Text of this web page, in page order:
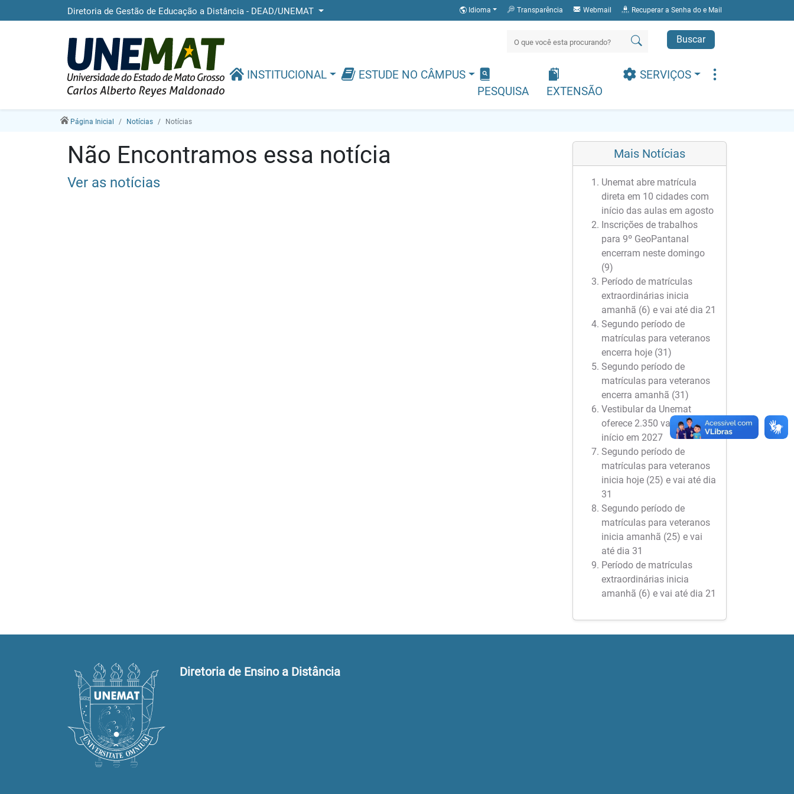
Diretoria de Gestão de Educação a Distância - DEAD/UNEMAT Idioma Transparência Webmail Recuperar a Senha do e Mail
Buscar
INSTITUCIONAL
ESTUDE NO CÂMPUS
PESQUISA
EXTENSÃO
SERVIÇOS
Página Inicial Notícias Notícias
Não Encontramos essa notícia
Ver as notícias
Mais Notícias
Unemat abre matrícula
direta em 10 cidades com
início das aulas em agosto
Inscrições de trabalhos
para 9º GeoPantanal
encerram neste domingo
(9)
Período de matrículas
extraordinárias inicia
amanhã (6) e vai até dia 21
Segundo período de
matrículas para veteranos
encerra hoje (31)
Segundo período de
matrículas para veteranos
encerra amanhã (31)
Vestibular da Unemat
oferece 2.350 vagas para
início em 2027
Segundo período de
matrículas para veteranos
inicia hoje (25) e vai até dia
31
Segundo período de
matrículas para veteranos
inicia amanhã (25) e vai
até dia 31
Período de matrículas
extraordinárias inicia
amanhã (6) e vai até dia 21
Diretoria de Ensino a Distância